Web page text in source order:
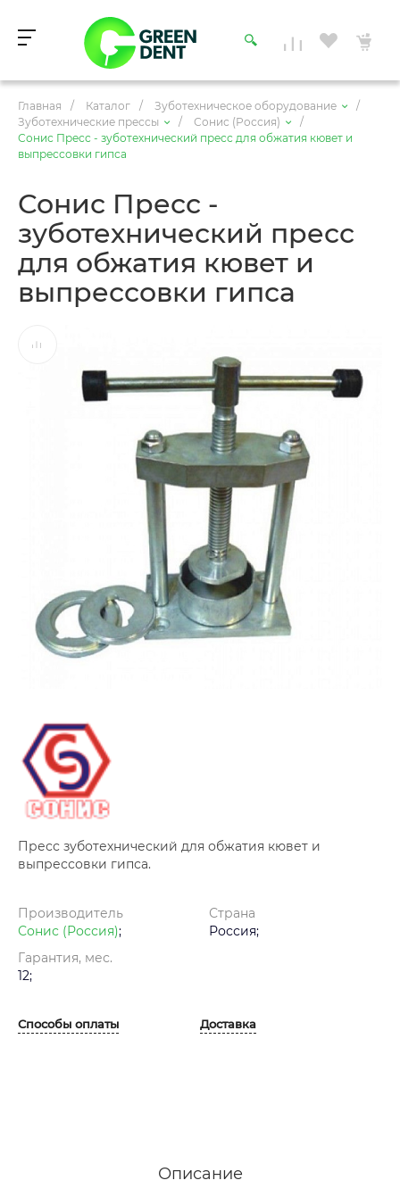
Главная / Каталог / Зуботехническое оборудование
/
Зуботехнические прессы
/ Сонис (Россия)
/
Сонис Пресс - зуботехнический пресс для обжатия кювет и
выпрессовки гипса
Сонис Пресс -
зуботехнический пресс
для обжатия кювет и
выпрессовки гипса
Пресс зуботехнический для обжатия кювет и
выпрессовки гипса.
Производитель
Сонис (Россия);
Страна
Россия;
Гарантия, мес.
12;
Способы оплаты Доставка
Описание